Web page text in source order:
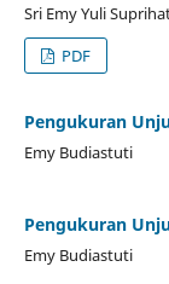
Sri Emy Yuli
PDF
Pengukuran
Emy Budiastuti
Pengukuran
Emy Budiastuti